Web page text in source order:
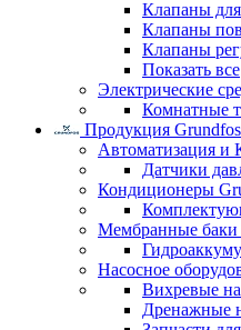
Клапаны
Клапаны
Клапаны
Показать все
Электрические
Комнатные
Продукция Grundfos
Автоматизация
Датчики
Кондиционеры
Мембранные баки
Насосное
Вихревые
Дренажные